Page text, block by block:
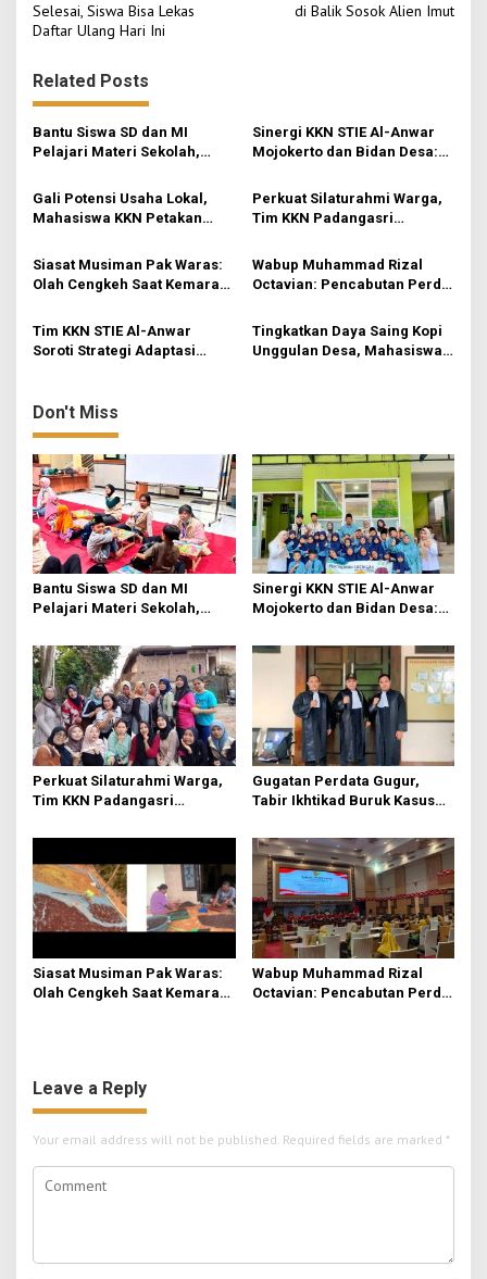
o
s
t
n
a
v
i
g
a
t
o
Selesai, Siswa Bisa Lekas
Daftar Ulang Hari Ini
di Balik Sosok Alien Imut
Related Posts
Bantu Siswa SD dan MI
Pelajari Materi Sekolah,
Inisiasi Bimbel Ceria di Desa
Jatirejo
Sinergi KKN STIE Al-Anwar
Mojokerto dan Bidan Desa:
Al-Anwar Mojokerto
Kampanyekan Hidup Bersih
di Desa Mojogeneng
Gali Potensi Usaha Lokal,
Mahasiswa KKN Petakan
Pisang ‘Skecho Krispi’ di
Desa Rejosari
Perkuat Silaturahmi Warga,
Tim KKN Padangasri
Lewat Senam Sehat dan
Pemantapan Program
Siasat Musiman Pak Waras:
Olah Cengkeh Saat Kemarau,
Wabup Muhammad Rizal
Octavian: Pencabutan Perda
Mojokerto
Tim KKN STIE Al-Anwar
Soroti Strategi Adaptasi
Tingkatkan Daya Saing Kopi
Unggulan Desa, Mahasiswa
Don't Miss
Bantu Siswa SD dan MI
Pelajari Materi Sekolah,
Inisiasi Bimbel Ceria di Desa
Jatirejo
Sinergi KKN STIE Al-Anwar
Mojokerto dan Bidan Desa:
Al-Anwar Mojokerto
Kampanyekan Hidup Bersih
di Desa Mojogeneng
Perkuat Silaturahmi Warga,
Tim KKN Padangasri
Lewat Senam Sehat dan
Gugatan Perdata Gugur,
Tabir Ikhtikad Buruk Kasus
Siasat Musiman Pak Waras:
Olah Cengkeh Saat Kemarau,
Wabup Muhammad Rizal
Octavian: Pencabutan Perda
Leave a Reply
Your email address will not be published. Required fields are marked *